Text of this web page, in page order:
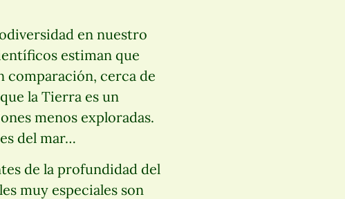
en nuestro
estiman que
comparación, cerca de
la Tierra es un
menos exploradas.
del mar…
de la profundidad del
muy especiales son